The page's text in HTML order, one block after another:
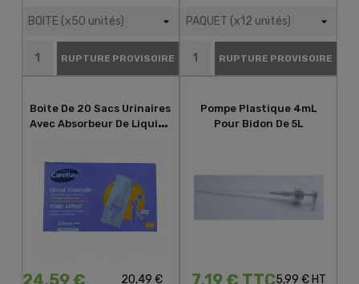
RUPTURE PROVISOIRE RUPTURE PROVISOIRE
Boite De 20 Sacs Urinaires
Avec Absorbeur De Liquide
24,59 €
20,49 €
Pompe Plastique 4mL
Pour Bidon De 5L
7,19 € TTC5,99 € HT